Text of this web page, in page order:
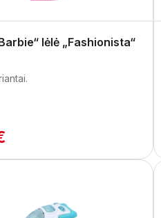
lėlė „Fashionista“